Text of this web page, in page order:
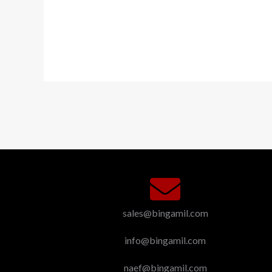
sales@bingamil.com
info@bingamil.com
naef@bingamil.com